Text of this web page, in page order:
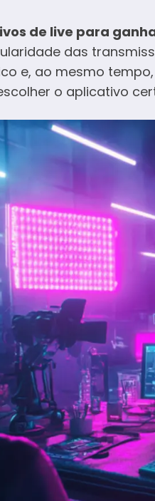
de live para
das
e, ao mesmo
o aplicativo